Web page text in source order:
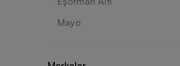
Mayo